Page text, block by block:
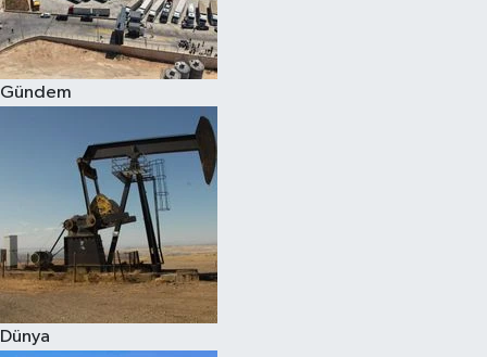
Gündem
Dünya
Spor
Burç Yorumları
Çocuk
Eğitim
Hava Durumu
Kadın